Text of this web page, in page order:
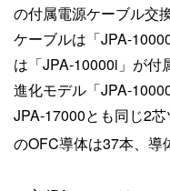
の付属電源ケーブル交
ケーブルは「JPA-
は「JPA-10000i」が付
進化モデル「JPA-
JPA-17000とも同じ2
のOFC導体は37本、導